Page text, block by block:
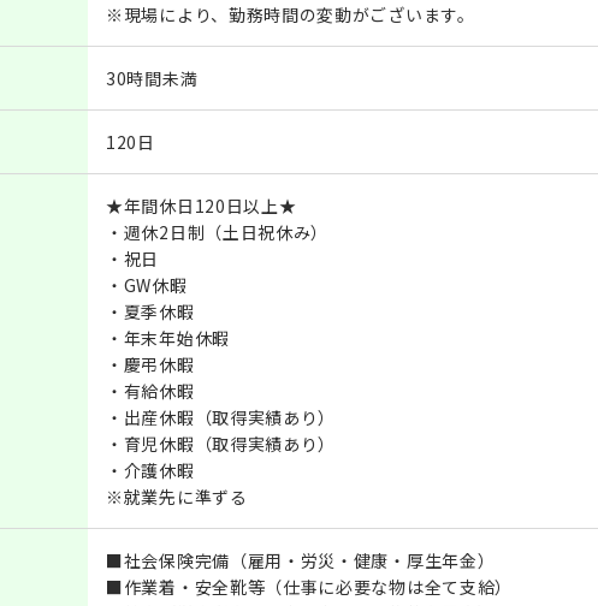
※現場により、勤務時間の変動がございます。
30時間未満
120日
★年間休日120日以上★
・週休2日制（土日祝休み）
・祝日
・GW休暇
・夏季休暇
・年末年始休暇
・慶弔休暇
・有給休暇
・出産休暇（取得実績あり）
・育児休暇（取得実績あり）
・介護休暇
※就業先に準ずる
■社会保険完備（雇用・労災・健康・厚生年金）
■作業着・安全靴等（仕事に必要な物は全て支給）